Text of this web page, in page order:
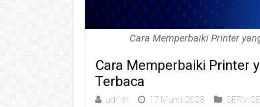
Cara Memperbaiki Printer
Cara Memperbaiki Printer
Terbaca
admin 17 Maret 2023 SERVICE